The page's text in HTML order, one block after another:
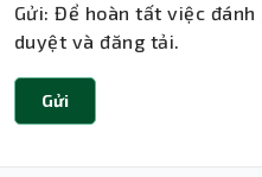
Gửi: Để hoàn tất việc
duyệt và đăng tải.
Gửi